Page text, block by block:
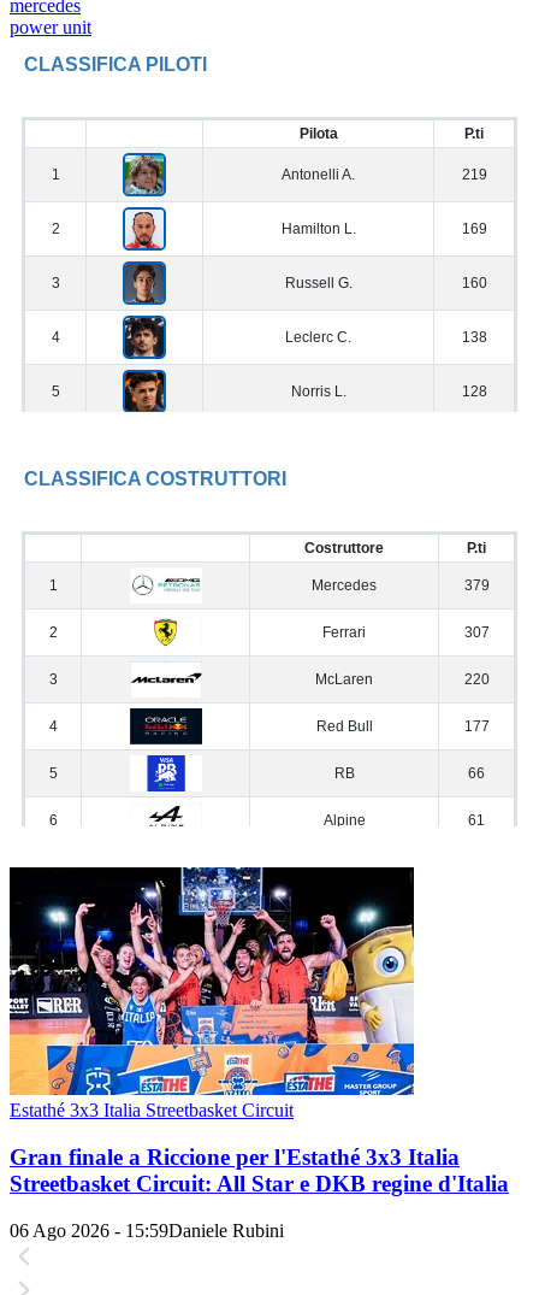
mercedes
power unit
Estathé 3x3 Italia Streetbasket Circuit
Gran finale a Riccione per l'Estathé 3x3 Italia
Streetbasket Circuit: All Star e DKB regine d'Italia
06 Ago 2026 - 15:59Daniele Rubini